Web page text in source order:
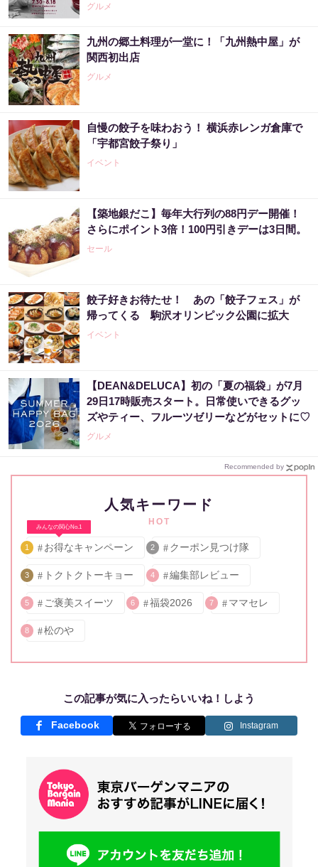
グルメ
九州の郷土料理が一堂に！「九州熱中屋」が
関西初出店
グルメ
自慢の餃子を味わおう！ 横浜赤レンガ倉庫で
「宇都宮餃子祭り」
イベント
【築地銀だこ】毎年大行列の88円デー開催！
さらにポイント3倍！100円引きデーは3日間。
セール
餃子好きお待たせ！ あの「餃子フェス」が
帰ってくる 駒沢オリンピック公園に拡大
イベント
【DEAN&DELUCA】初の「夏の福袋」が7月
29日17時販売スタート。日常使いできるグッ
ズやティー、フルーツゼリーなどがセットに♡
グルメ
Recommended by
人気キーワード
HOT
みんなの関心No.1
1 お得なキャンペーン 2 クーポン見つけ隊
3 トクトクトーキョー 4 編集部レビュー
5 ご褒美スイーツ 6 福袋2026 7 ママセレ
8 松のや
この記事が気に入ったらいいね！しよう
Facebook Instagram